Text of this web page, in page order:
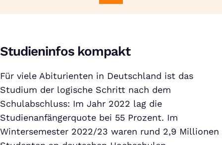
Studieninfos kompakt
Für viele Abiturienten in Deutschland ist das
Studium der logische Schritt nach dem
Schulabschluss: Im Jahr 2022 lag die
Studienanfängerquote bei 55 Prozent. Im
Wintersemester 2022/23 waren rund 2,9 Millionen